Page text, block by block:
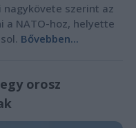
nagykövete szerint az
a NATO-hoz, helyette
Bővebben...
orosz